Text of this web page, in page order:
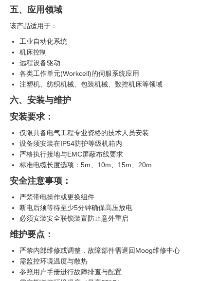
五、应用领域
该产品适用于：
工业自动化系统
机床控制
远程设备驱动
各类工作单元(Workcell)的伺服系统应用
注塑机、纺织机械、包装机械、数控机床等领域
六、安装与维护
安装要求：
仅限具备电气工程专业资格的技术人员安装
设备须安装在IP54防护等级机箱内
严格执行接地与EMC屏蔽布线要求
标准电缆长度选项：5m、10m、15m、20m
安全注意事项：
严禁带电操作或更换组件
断电后须等待至少5分钟确保高压放电
必须安装安全联锁装置防止意外重启
维护要点：
严禁内部维修或调整，故障部件需退回Moog维修中心
需监控环境温度与散热
参照用户手册进行故障排查与配置